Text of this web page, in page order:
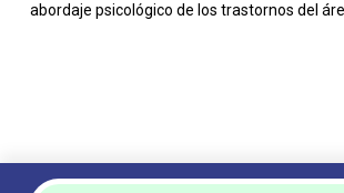
abordaje psicológico de los trastornos del